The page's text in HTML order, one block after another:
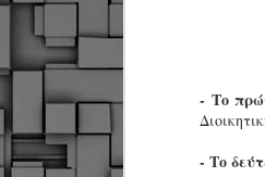
- Το
- Το